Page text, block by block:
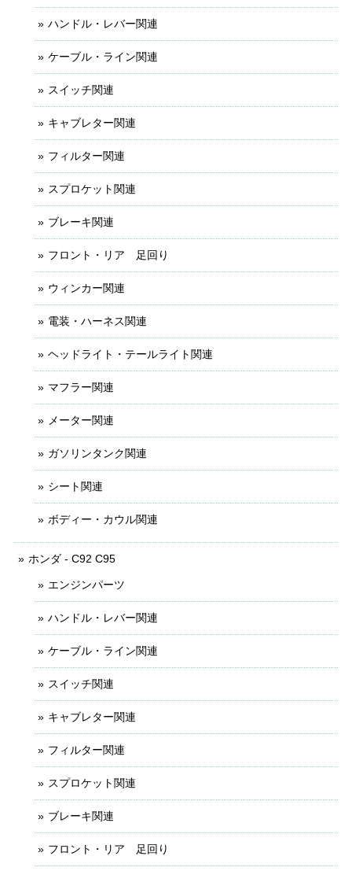
ハンドル・レバー関連
ケーブル・ライン関連
スイッチ関連
キャブレター関連
フィルター関連
スプロケット関連
ブレーキ関連
フロント・リア 足回り
ウィンカー関連
電装・ハーネス関連
ヘッドライト・テールライト関連
マフラー関連
メーター関連
ガソリンタンク関連
シート関連
ボディー・カウル関連
ホンダ - C92 C95
エンジンパーツ
ハンドル・レバー関連
ケーブル・ライン関連
スイッチ関連
キャブレター関連
フィルター関連
スプロケット関連
ブレーキ関連
フロント・リア 足回り